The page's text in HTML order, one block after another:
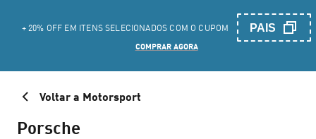
+ 20% OFF EM ITENS SELECIONADOS COM O CUPOM PAIS
COMPRAR AGORA
Voltar a Motorsport
Porsche